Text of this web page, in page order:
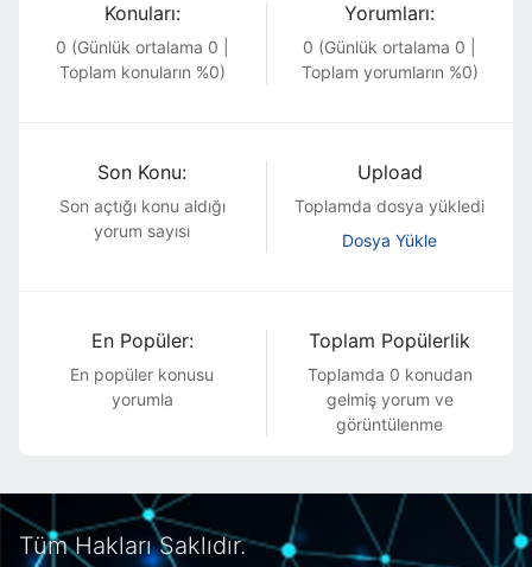
Konuları:
0 (Günlük ortalama 0 |
Toplam konuların %0)
Yorumları:
0 (Günlük ortalama 0 |
Toplam yorumların %0)
Son Konu:
Son açtığı konu aldığı
yorum sayısı
Upload
Toplamda dosya yükledi
Dosya Yükle
En Popüler:
En popüler konusu
yorumla
Toplam Popülerlik
Toplamda 0 konudan
gelmiş yorum ve
görüntülenme
Tüm Hakları Saklıdır.